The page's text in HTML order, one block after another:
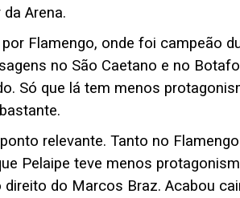
Arena.
Flamengo, onde foi campeão
no São Caetano e no
Só que lá tem menos
relevante. Tanto no
Pelaipe teve menos
direito do Marcos Braz. Acabou